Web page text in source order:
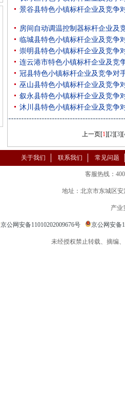
景谷县特色小镇标杆企业及竞争
房间自动调温控制器标杆企业及
临城县特色小镇标杆企业及竞争
崇明县特色小镇标杆企业及竞争
连云港市特色小镇标杆企业及竞
冠县特色小镇标杆企业及竞争对
巫山县特色小镇标杆企业及竞争
叙永县特色小镇标杆企业及竞争
沐川县特色小镇标杆企业及竞争
上一页[1][2][3][
关于我们 联系我们 常见问题
客服热线：
地址：北京市东城区
产业
京公网安备11010202009676号 京公网安备
未经授权禁止转载、摘编